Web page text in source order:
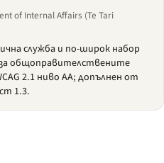
of Internal Affairs (Te Tari
служба и по-широк набор
общоправителствените
2.1 ниво AA; допълнен от
1.3.